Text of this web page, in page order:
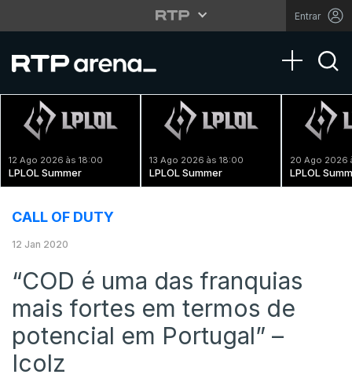
Entrar
Toggle
12 Ago 2026 às 18:00
LPLOL Summer
13 Ago 2026 às 18:00
LPLOL Summer
20 Ago 2026
LPLOL
CALL OF DUTY
12 Jan 2020
“COD é uma das franquias
mais fortes em termos de
potencial em Portugal” –
Icolz